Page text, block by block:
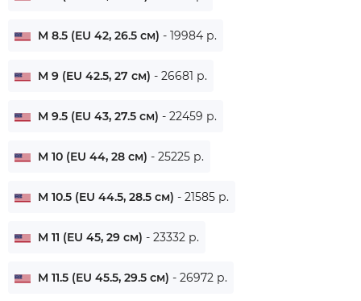
M 8.5 (EU 42, 26.5 см) - 19984 р.
M 9 (EU 42.5, 27 см) - 26681 р.
M 9.5 (EU 43, 27.5 см) - 22459 р.
M 10 (EU 44, 28 см) - 25225 р.
M 10.5 (EU 44.5, 28.5 см) - 21585 р.
M 11 (EU 45, 29 см) - 23332 р.
M 11.5 (EU 45.5, 29.5 см) - 26972 р.